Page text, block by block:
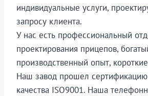
индивидуальные услуги,
запросу клиента.
У нас есть профессиональный
проектирования прицепов,
производственный опыт,
Наш завод прошел
качества ISO9001. Наша